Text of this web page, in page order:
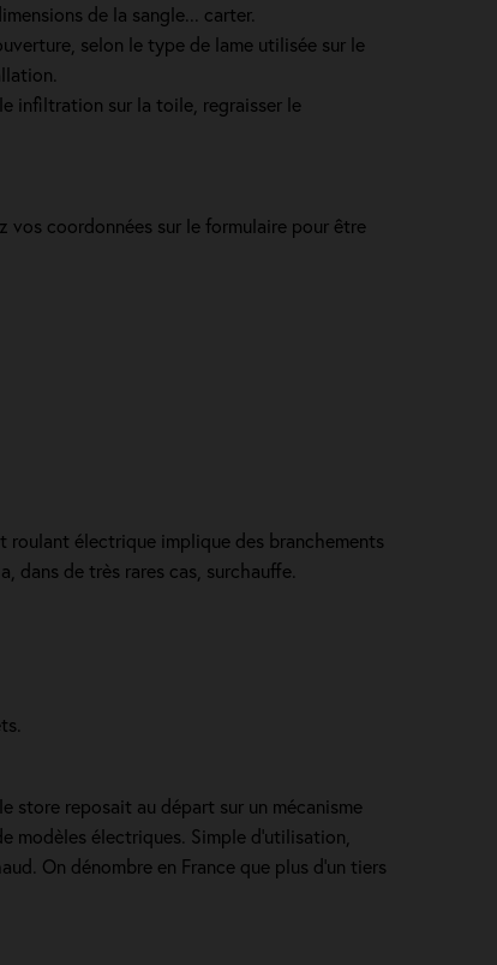
de la sangle... carter.
selon le type de lame utilisée sur le
infiltration sur la toile, regraisser le
vos coordonnées sur le formulaire pour être
électrique implique des branchements
dans de très rares cas, surchauffe.
store reposait au départ sur un mécanisme
modèles électriques. Simple d'utilisation,
On dénombre en France que plus d'un tiers